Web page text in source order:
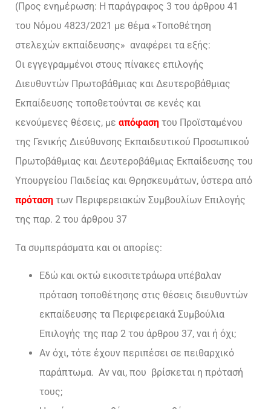
(Προς ενημέρωση: Η παράγραφος 3 του άρθρου 41
του Νόμου 4823/2021 με θέμα «Τοποθέτηση
στελεχών εκπαίδευσης» αναφέρει τα εξής:
Οι εγγεγραμμένοι στους πίνακες επιλογής
Διευθυντών Πρωτοβάθμιας και Δευτεροβάθμιας
Εκπαίδευσης τοποθετούνται σε κενές και
κενούμενες θέσεις, με απόφαση του Προϊσταμένου
της Γενικής Διεύθυνσης Εκπαιδευτικού Προσωπικού
Πρωτοβάθμιας και Δευτεροβάθμιας Εκπαίδευσης του
Υπουργείου Παιδείας και Θρησκευμάτων, ύστερα από
πρόταση των Περιφερειακών Συμβουλίων Επιλογής
της παρ. 2 του άρθρου 37
Τα συμπεράσματα και οι απορίες:
Εδώ και οκτώ εικοσιτετράωρα υπέβαλαν
πρόταση τοποθέτησης στις θέσεις διευθυντών
εκπαίδευσης τα Περιφερειακά Συμβούλια
Επιλογής της παρ 2 του άρθρου 37, ναι ή όχι;
Αν όχι, τότε έχουν περιπέσει σε πειθαρχικό
παράπτωμα. Αν ναι, που βρίσκεται η πρότασή
τους;